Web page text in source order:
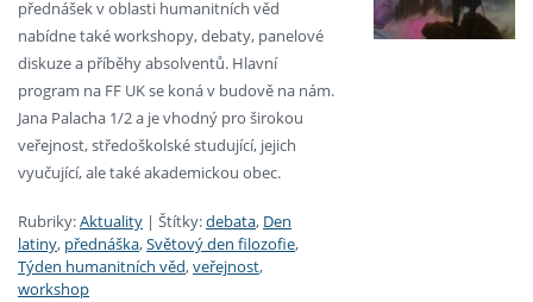
přednášek v oblasti humanitních věd
nabídne také workshopy, debaty, panelové
diskuze a příběhy absolventů. Hlavní
program na FF UK se koná v budově na nám.
Jana Palacha 1/2 a je vhodný pro širokou
veřejnost, středoškolské studující, jejich
vyučující, ale také akademickou obec.
Rubriky:Aktuality | Štítky:debata, Den
latiny, přednáška,Světový den filozofie,
Týden humanitních věd,veřejnost,
workshop